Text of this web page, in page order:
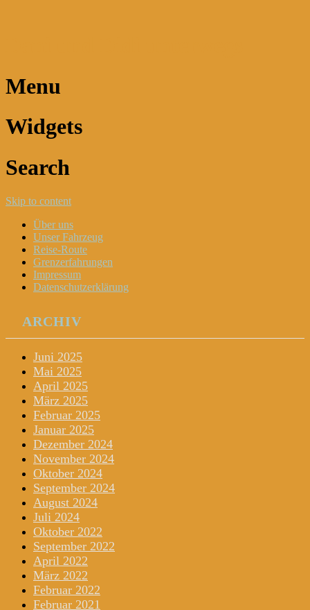
Menu
Widgets
Search
Skip to content
Über uns
Unser Fahrzeug
Reise-Route
Grenzerfahrungen
Impressum
Datenschutzerklärung
ARCHIV
Juni 2025
Mai 2025
April 2025
März 2025
Februar 2025
Januar 2025
Dezember 2024
November 2024
Oktober 2024
September 2024
August 2024
Juli 2024
Oktober 2022
September 2022
April 2022
März 2022
Februar 2022
Februar 2021